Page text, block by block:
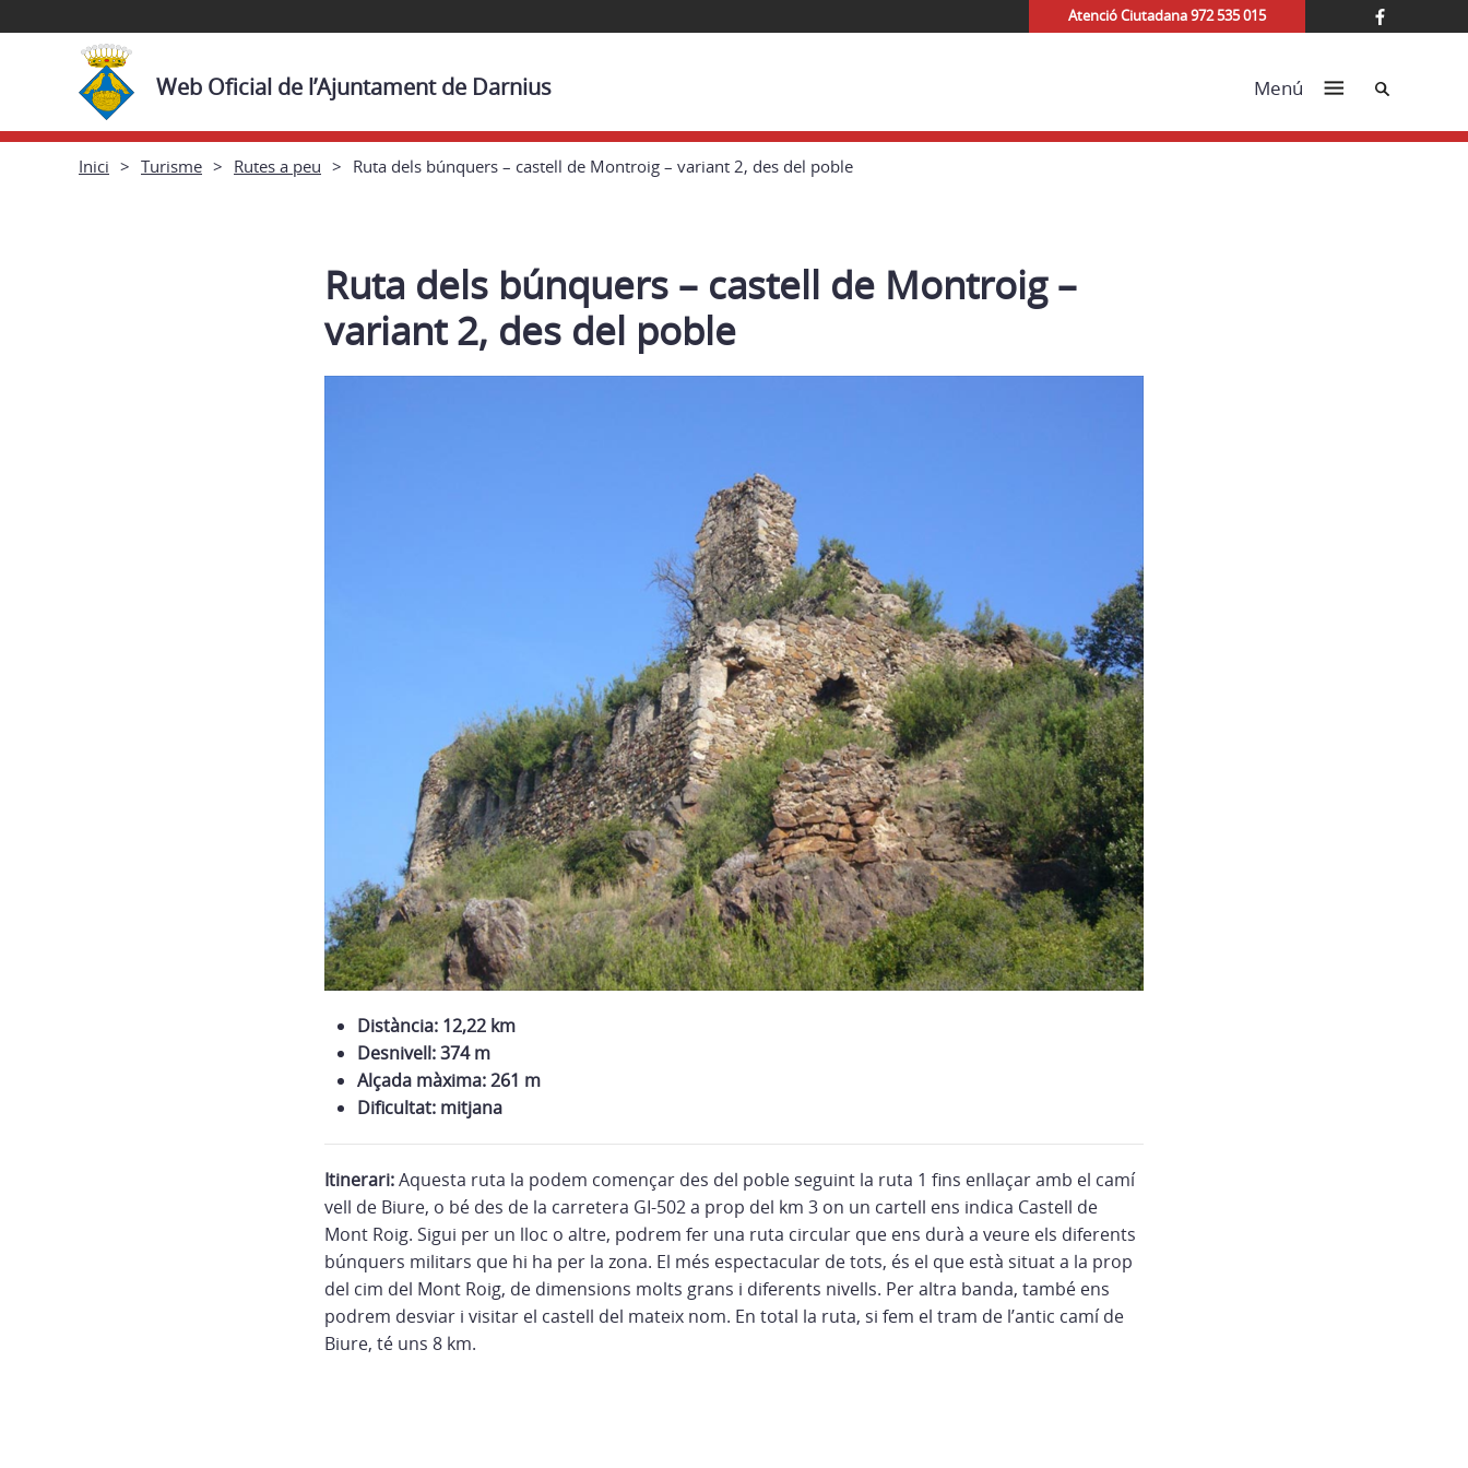
Atenció Ciutadana 972 535 015
Web Oficial de l’Ajuntament de Darnius Menú Cerca
Inici Turisme Rutes a peu Ruta dels búnquers – castell de Montroig – variant 2, des del poble
Ruta dels búnquers – castell de Montroig –
variant 2, des del poble
Distància: 12,22 km
Desnivell: 374 m
Alçada màxima: 261 m
Dificultat: mitjana
Itinerari:Aquesta ruta la podem començar des del poble seguint la ruta 1 fins enllaçar amb el camí
vell de Biure, o bé des de la carretera GI-502 a prop del km 3 on un cartell ens indica Castell de
Mont Roig. Sigui per un lloc o altre, podrem fer una ruta circular que ens durà a veure els diferents
búnquers militars que hi ha per la zona. El més espectacular de tots, és el que està situat a la prop
del cim del Mont Roig, de dimensions molts grans i diferents nivells. Per altra banda, també ens
podrem desviar i visitar el castell del mateix nom. En total la ruta, si fem el tram de l’antic camí de
Biure, té uns 8 km.